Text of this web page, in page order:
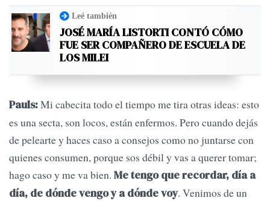
Leé también
JOSÉ MARÍA LISTORTI CONTÓ CÓMO
FUE SER COMPAÑERO DE ESCUELA DE
LOS MILEI
Pauls:Mi cabecita todo el tiempo me tira otras ideas: esto
es una secta, son locos, están enfermos. Pero cuando dejás
de pelearte y haces caso a consejos como no juntarse con
quienes consumen, porque sos débil y vas a querer tomar;
hago caso y me va bien. Me tengo que recordar, día a
día, de dónde vengo y a dónde voy. Venimos de un